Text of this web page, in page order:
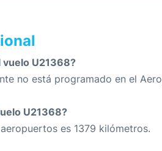
vuelo U21368?
no está programado en el
U21368?
es 1379 kilómetros.